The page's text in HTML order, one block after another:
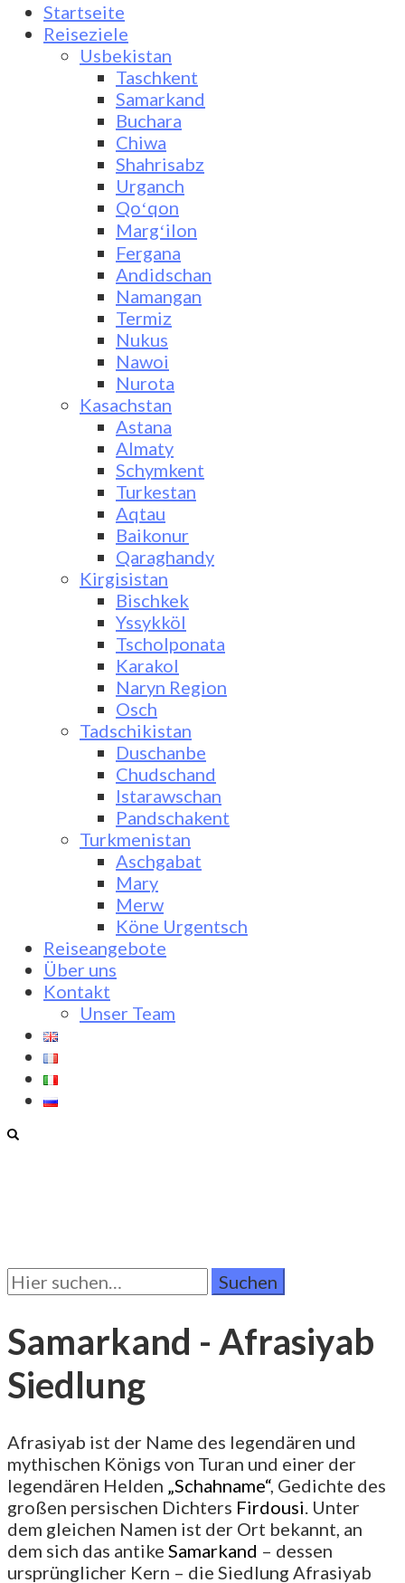
Startseite
Reiseziele
Usbekistan
Taschkent
Samarkand
Buchara
Chiwa
Shahrisabz
Urganch
Qoʻqon
Margʻilon
Fergana
Andidschan
Namangan
Termiz
Nukus
Nawoi
Nurota
Kasachstan
Astana
Almaty
Schymkent
Turkestan
Aqtau
Baikonur
Qaraghandy
Kirgisistan
Bischkek
Yssykköl
Tscholponata
Karakol
Naryn Region
Osch
Tadschikistan
Duschanbe
Chudschand
Istarawschan
Pandschakent
Turkmenistan
Aschgabat
Mary
Merw
Köne Urgentsch
Reiseangebote
Über uns
Kontakt
Unser Team
Suchen
Sie
Samarkand - Afrasiyab
Siedlung
Afrasiyab ist der Name des legendären und
mythischen Königs von Turan und einer der
legendären Helden „Schahname“, Gedichte des
großen persischen Dichters Firdousi . Unter
dem gleichen Namen ist der Ort bekannt, an
dem sich das antike Samarkand – dessen
ursprünglicher Kern – die Siedlung Afrasiyab